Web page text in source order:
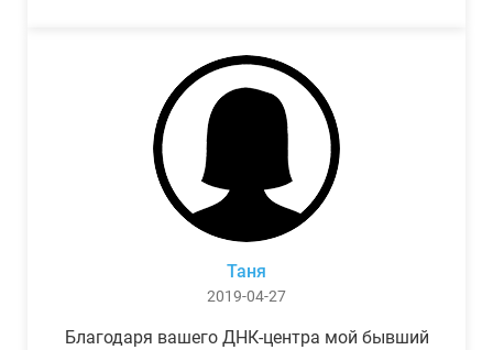
Таня
2019-04-27
Благодаря вашего ДНК-центра мой бывший